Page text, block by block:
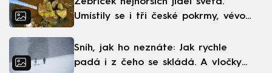
Umístily se i tři české pokrmy, vévodí
Sníh, jak ho neznáte: Jak rychle
padá i z čeho se skládá. A vločky